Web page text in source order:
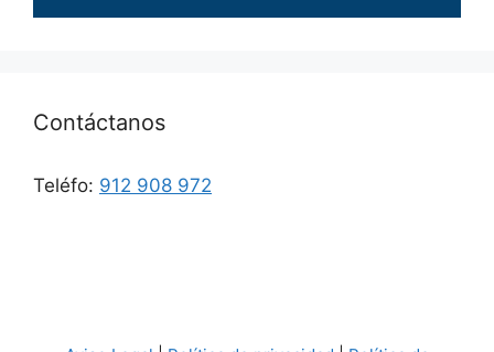
Contáctanos
Teléfo: 912 908 972